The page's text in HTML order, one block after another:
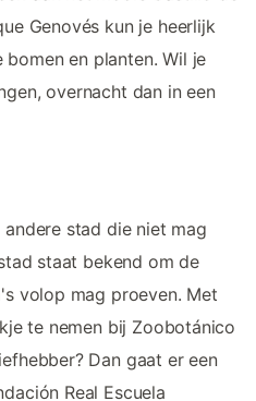
Genovés kun je heerlijk
en planten. Wil je
overnacht dan in een
stad die niet mag
staat bekend om de
volop mag proeven. Met
te nemen bij Zoobotánico
Dan gaat er een
Real Escuela